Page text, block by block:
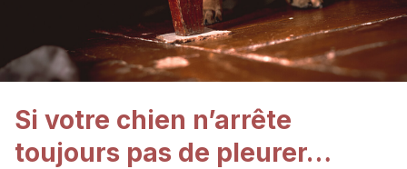
Si votre chien n’arrête
toujours pas de pleurer…